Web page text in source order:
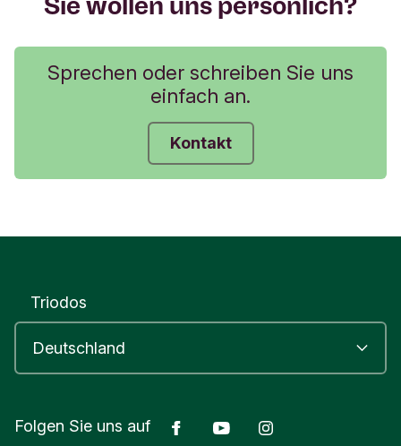
Sprechen oder schreiben Sie uns
einfach an.
Kontakt
Triodos
Folgen Sie uns auf FacebookYoutube